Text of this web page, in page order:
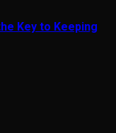
Key to Keeping